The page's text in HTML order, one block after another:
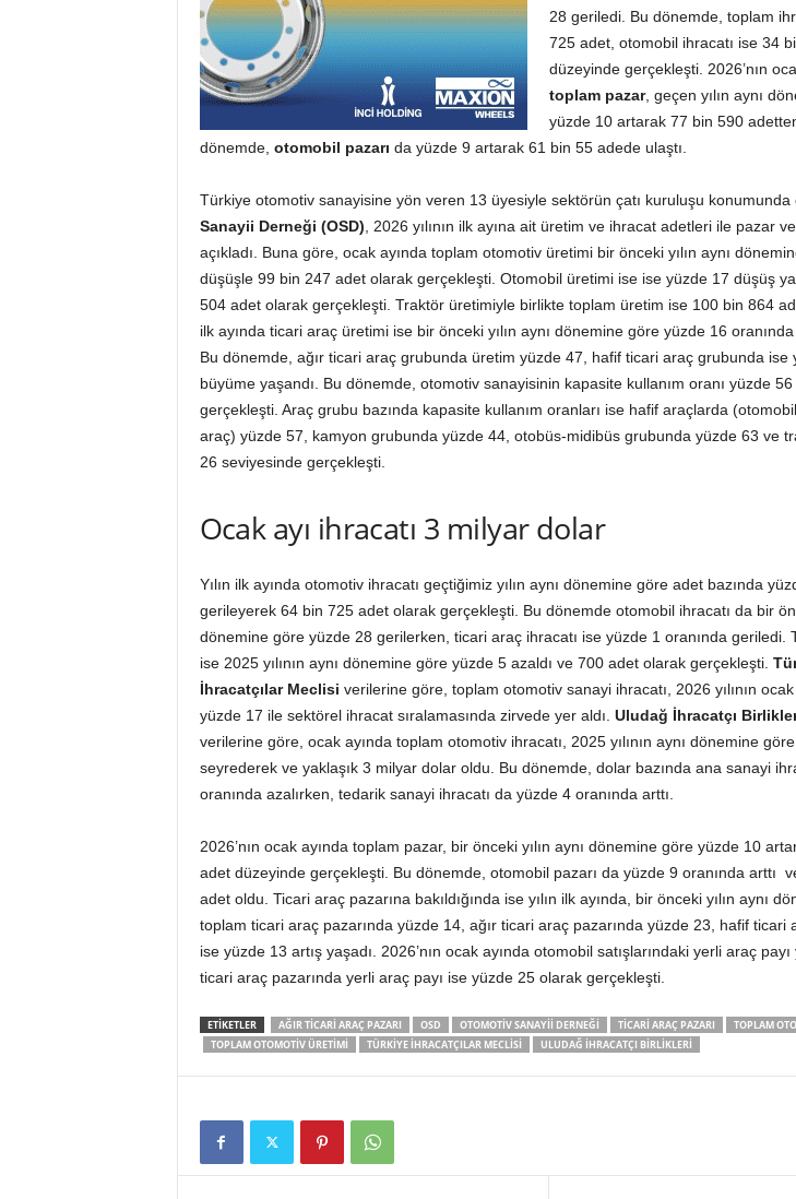
28 geriledi. Bu dönemde, toplam
725 adet, otomobil ihracatı ise 34
düzeyinde gerçekleşti. 2026’nın
toplam pazar, geçen yılın aynı
yüzde 10 artarak 77 bin 590
dönemde, otomobil pazarı da yüzde 9 artarak 61 bin 55 adede ulaştı.
Türkiye otomotiv sanayisine yön veren 13 üyesiyle sektörün çatı kuruluşu konumunda
Sanayii Derneği (OSD) , 2026 yılının ilk ayına ait üretim ve ihracat adetleri ile pazar
açıkladı. Buna göre, ocak ayında toplam otomotiv üretimi bir önceki yılın aynı
düşüşle 99 bin 247 adet olarak gerçekleşti. Otomobil üretimi ise ise yüzde 17 düşüş
504 adet olarak gerçekleşti. Traktör üretimiyle birlikte toplam üretim ise 100 bin 864
ilk ayında ticari araç üretimi ise bir önceki yılın aynı dönemine göre yüzde 16 oranında
Bu dönemde, ağır ticari araç grubunda üretim yüzde 47, hafif ticari araç grubunda ise
büyüme yaşandı. Bu dönemde, otomotiv sanayisinin kapasite kullanım oranı yüzde
gerçekleşti. Araç grubu bazında kapasite kullanım oranları ise hafif araçlarda
araç) yüzde 57, kamyon grubunda yüzde 44, otobüs-midibüs grubunda yüzde 63 ve
26 seviyesinde gerçekleşti.
Ocak ayı ihracatı 3 milyar dolar
Yılın ilk ayında otomotiv ihracatı geçtiğimiz yılın aynı dönemine göre adet bazında
gerileyerek 64 bin 725 adet olarak gerçekleşti. Bu dönemde otomobil ihracatı da bir
dönemine göre yüzde 28 gerilerken, ticari araç ihracatı ise yüzde 1 oranında geriledi.
ise 2025 yılının aynı dönemine göre yüzde 5 azaldı ve 700 adet olarak gerçekleşti.
İhracatçılar Meclisi verilerine göre, toplam otomotiv sanayi ihracatı, 2026 yılının
yüzde 17 ile sektörel ihracat sıralamasında zirvede yer aldı. Uludağ İhracatçı
verilerine göre, ocak ayında toplam otomotiv ihracatı, 2025 yılının aynı dönemine
seyrederek ve yaklaşık 3 milyar dolar oldu. Bu dönemde, dolar bazında ana sanayi
oranında azalırken, tedarik sanayi ihracatı da yüzde 4 oranında arttı.
2026’nın ocak ayında toplam pazar, bir önceki yılın aynı dönemine göre yüzde 10
adet düzeyinde gerçekleşti. Bu dönemde, otomobil pazarı da yüzde 9 oranında arttı
adet oldu. Ticari araç pazarına bakıldığında ise yılın ilk ayında, bir önceki yılın aynı
toplam ticari araç pazarında yüzde 14, ağır ticari araç pazarında yüzde 23, hafif ticari
ise yüzde 13 artış yaşadı. 2026’nın ocak ayında otomobil satışlarındaki yerli araç
ticari araç pazarında yerli araç payı ise yüzde 25 olarak gerçekleşti.
ETIKETLER AĞIR TICARI ARAÇ PAZARI OSD OTOMOTIV SANAYII DERNEĞI TICARI ARAÇ PAZARI
TOPLAM
TOPLAM OTOMOTIV ÜRETIMI
TÜRKIYE İHRACATÇILAR MECLISI ULUDAĞ İHRACATÇI BIRLIKLERI